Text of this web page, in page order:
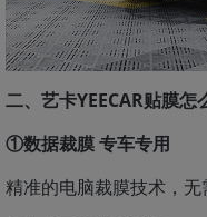
二、艺卡YEECAR贴膜怎
①数据裁膜 专车专用
精准的电脑裁膜技术，